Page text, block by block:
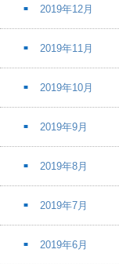
2019年12月
2019年11月
2019年10月
2019年9月
2019年8月
2019年7月
2019年6月